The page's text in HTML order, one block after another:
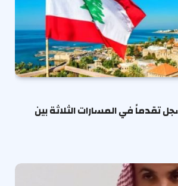
تقدماً في المسارات الثلاثة بين